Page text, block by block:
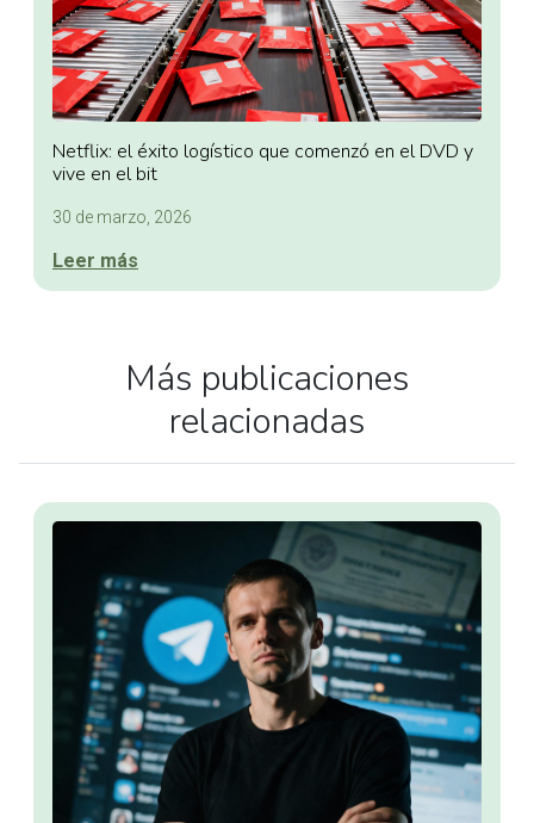
Netflix: el éxito logístico que comenzó en el DVD y
vive en el bit
30 de marzo, 2026
Leer más
Más publicaciones
relacionadas